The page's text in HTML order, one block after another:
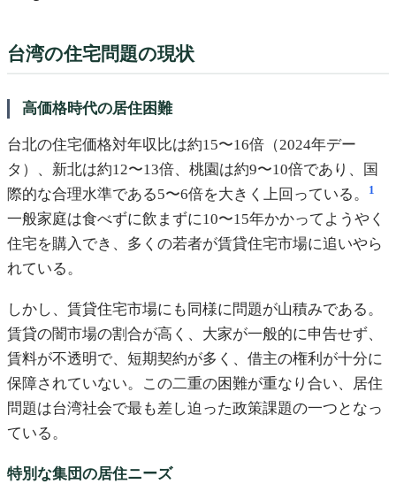
台湾の住宅問題の現状
高価格時代の居住困難
台北の住宅価格対年収比は約15〜16倍（2024年デー
タ）、新北は約12〜13倍、桃園は約9〜10倍であり、国
際的な合理水準である5〜6倍を大きく上回っている。
1
一般家庭は食べずに飲まずに10〜15年かかってようやく
住宅を購入でき、多くの若者が賃貸住宅市場に追いやら
れている。
しかし、賃貸住宅市場にも同様に問題が山積みである。
賃貸の闇市場の割合が高く、大家が一般的に申告せず、
賃料が不透明で、短期契約が多く、借主の権利が十分に
保障されていない。この二重の困難が重なり合い、居住
問題は台湾社会で最も差し迫った政策課題の一つとなっ
ている。
特別な集団の居住ニーズ